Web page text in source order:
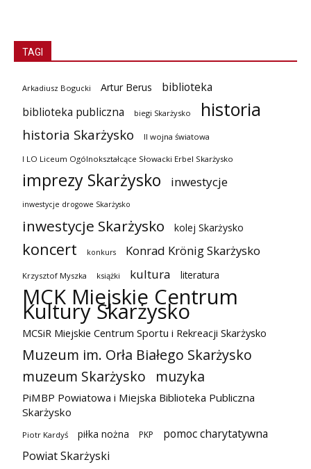
TAGI
Arkadiusz Bogucki Artur Berus
biblioteka
biblioteka publiczna
biegi Skarżysko historia
historia Skarżysko II wojna światowa
I LO Liceum Ogólnokształcące Słowacki Erbel Skarżysko
imprezy Skarżysko inwestycje
inwestycje drogowe Skarżysko
inwestycje Skarżysko kolej Skarżysko
koncert konkurs Konrad Krönig Skarżysko
Krzysztof Myszka książki kultura literatura
MCK Miejskie Centrum
Kultury Skarżysko
MCSiR Miejskie Centrum Sportu i Rekreacji Skarżysko
Muzeum im. Orła Białego Skarżysko
muzeum Skarżysko
muzyka
PiMBP Powiatowa i Miejska Biblioteka Publiczna
Skarżysko
Piotr Kardyś piłka nożna PKP
pomoc charytatywna
Powiat Skarżyski